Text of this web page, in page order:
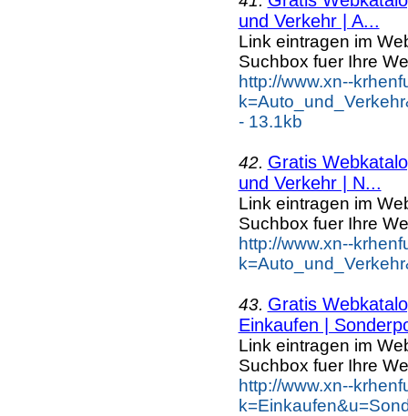
und Verkehr | A...
Link eintragen im
Suchbox fuer Ihre
http://www.xn--
- 13.1kb
42. Gratis
und Verkehr | N...
Link eintragen im
Suchbox fuer Ihre
http://www.xn--
43. Gratis
Einkaufen |
Link eintragen im
Suchbox fuer Ihre
http://www.xn--